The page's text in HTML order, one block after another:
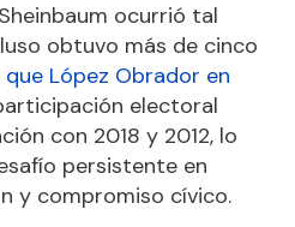
ocurrió tal
obtuvo más de cinco
que López Obrador en
electoral
con 2018 y 2012, lo
persistente en
y compromiso cívico.